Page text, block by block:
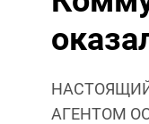
АГЕНТОМ